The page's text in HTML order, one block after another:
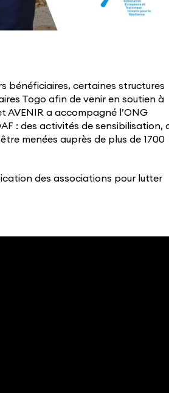
bénéficiaires, certaines structures
Togo afin de venir en soutien à
a accompagné l’ONG
: des activités de sensibilisation,
menées auprès de plus de 1700
des associations pour lutter